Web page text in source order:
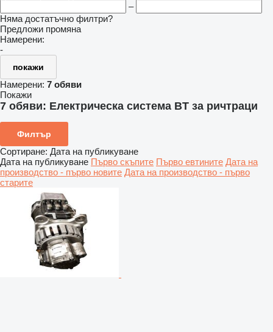
–
Няма достатъчно филтри?
Предложи промяна
Намерени:
-
покажи
Намерени: 7 обяви
Покажи
7 обяви: Електрическа система BT за ричтраци
Филтър
Сортиране: Дата на публикуване
Дата на публикуване Първо скъпите Първо евтините Дата на
производство - първо новите Дата на производство - първо
старите